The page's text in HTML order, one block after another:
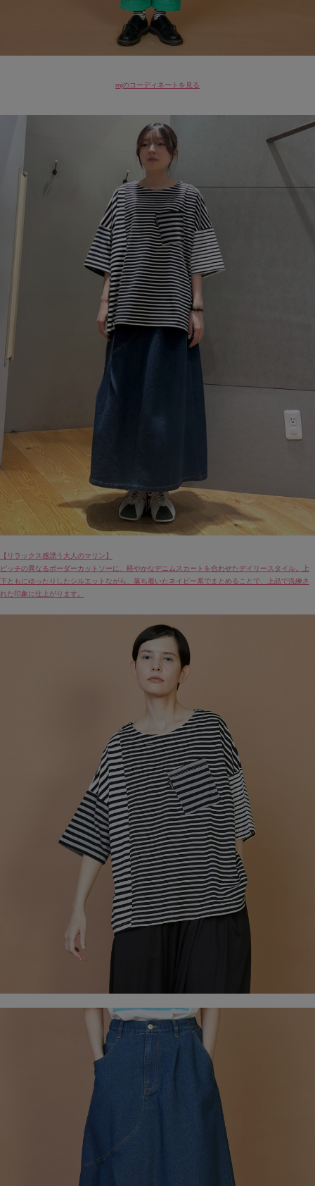
mjのコーディネートを見る
【リラックス感漂う大人のマリン】
ピッチの異なるボーダーカットソーに、軽やかなデニムスカートを合わせたデイリースタイル。上
下ともにゆったりしたシルエットながら、落ち着いたネイビー系でまとめることで、上品で洗練さ
れた印象に仕上がります。